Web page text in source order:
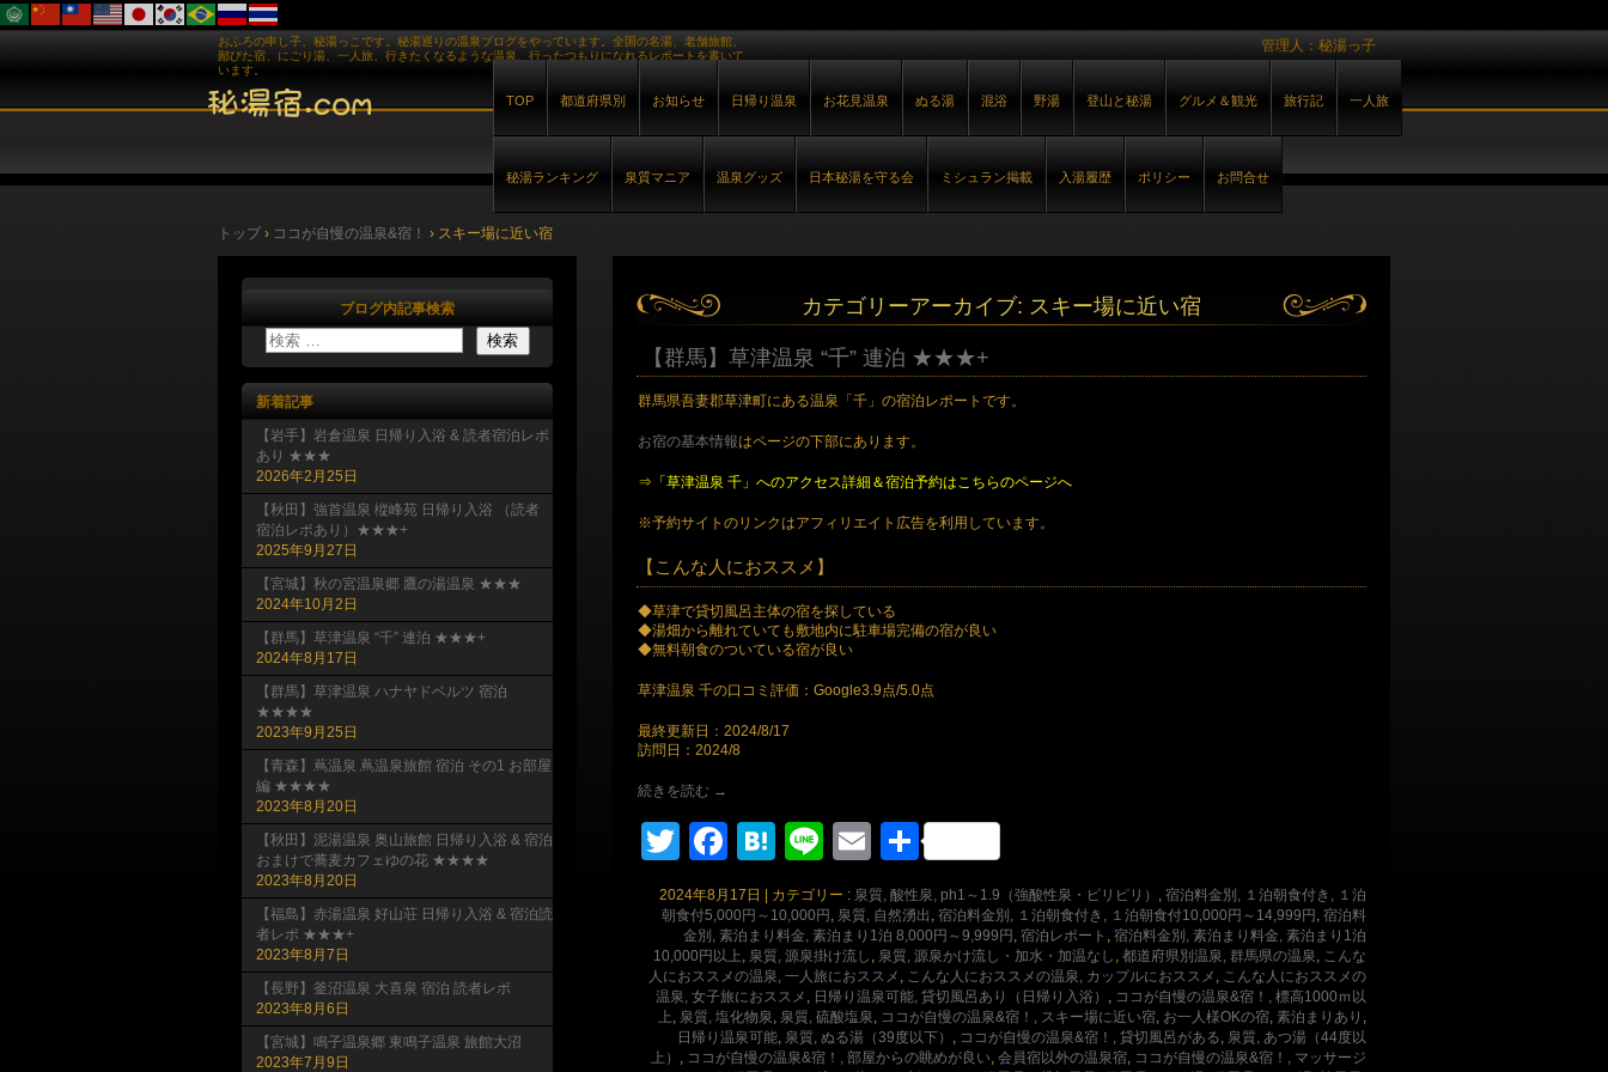
おふろの申し子、秘湯っこです。秘湯巡りの温泉ブログをやっています。全国の名湯、老舗旅館、
鄙びた宿、にごり湯、一人旅、行きたくなるような温泉、行ったつもりになれるレポートを書いて
います。
管理人：秘湯っ子
TOP 都道府県別 お知らせ 日帰り温泉 お花見温泉 ぬる湯 混浴 野湯 登山と秘湯 グルメ＆観光 旅行記 一人旅
秘湯ランキング 泉質マニア 温泉グッズ 日本秘湯を守る会 ミシュラン掲載 入湯履歴 ポリシー お問合せ
トップ › ココが自慢の温泉&宿！ › スキー場に近い宿
カテゴリーアーカイブ: スキー場に近い宿
【群馬】草津温泉 “千” 連泊 ★★★+
群馬県吾妻郡草津町にある温泉「千」の宿泊レポートです。
お宿の基本情報はページの下部にあります。
⇒「草津温泉 千」へのアクセス詳細＆宿泊予約はこちらのページへ
※予約サイトのリンクはアフィリエイト広告を利用しています。
【こんな人におススメ】
◆草津で貸切風呂主体の宿を探している
◆湯畑から離れていても敷地内に駐車場完備の宿が良い
◆無料朝食のついている宿が良い
草津温泉 千の口コミ評価：Google3.9点/5.0点
最終更新日：2024/8/17
訪問日：2024/8
続きを読む →
TwitterFacebook
Hatena
LineEmail
共
有
2024年8月17日 カテゴリー : 泉質, 酸性泉, ph1～1.9（強酸性泉・ピリピリ） , 宿泊料金別, １泊朝食付き, １泊
朝食付5,000円～10,000円 , 泉質, 自然湧出 , 宿泊料金別, １泊朝食付き, １泊朝食付10,000円～14,999円 , 宿泊料
金別, 素泊まり料金, 素泊まり1泊 8,000円～9,999円 , 宿泊レポート , 宿泊料金別, 素泊まり料金, 素泊まり1泊
10,000円以上, 泉質, 源泉掛け流し , 泉質, 源泉かけ流し・加水・加温なし , 都道府県別温泉, 群馬県の温泉, こんな
人におススメの温泉, 一人旅におススメ , こんな人におススメの温泉, カップルにおススメ , こんな人におススメの
温泉, 女子旅におススメ , 日帰り温泉可能, 貸切風呂あり（日帰り入浴） , ココが自慢の温泉&宿！, 標高1000ｍ以
上, 泉質, 塩化物泉, 泉質, 硫酸塩泉, ココが自慢の温泉&宿！, スキー場に近い宿, お一人様OKの宿, 素泊まりあり ,
日帰り温泉可能, 泉質, ぬる湯（39度以下） , ココが自慢の温泉&宿！, 貸切風呂がある, 泉質, あつ湯（44度以
上） , ココが自慢の温泉&宿！, 部屋からの眺めが良い, 会員宿以外の温泉宿, ココが自慢の温泉&宿！, マッサージ
ブログ内記事検索
新着記事
【岩手】岩倉温泉 日帰り入浴 & 読者宿泊レポ
あり ★★★
2026年2月25日
【秋田】強首温泉 樅峰苑 日帰り入浴 （読者
宿泊レポあり）★★★+
2025年9月27日
【宮城】秋の宮温泉郷 鷹の湯温泉 ★★★
2024年10月2日
【群馬】草津温泉 “千” 連泊 ★★★+
2024年8月17日
【群馬】草津温泉 ハナヤドベルツ 宿泊
★★★★
2023年9月25日
【青森】蔦温泉 蔦温泉旅館 宿泊 その1 お部屋
編 ★★★★
2023年8月20日
【秋田】泥湯温泉 奥山旅館 日帰り入浴 & 宿泊
おまけで蕎麦カフェゆの花 ★★★★
2023年8月20日
【福島】赤湯温泉 好山荘 日帰り入浴 & 宿泊読
者レポ ★★★+
2023年8月7日
【長野】釜沼温泉 大喜泉 宿泊 読者レポ
2023年8月6日
【宮城】鳴子温泉郷 東鳴子温泉 旅館大沼
2023年7月9日